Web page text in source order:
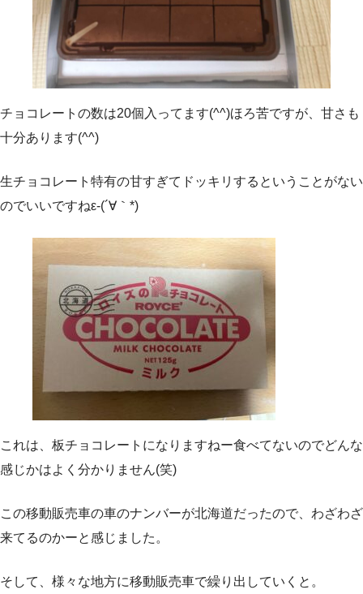
チョコレートの数は20個入ってます(^^)ほろ苦ですが、甘さも
十分あります(^^)
生チョコレート特有の甘すぎてドッキリするということがない
のでいいですねε-(´∀｀*)
これは、板チョコレートになりますねー食べてないのでどんな
感じかはよく分かりません(笑)
この移動販売車の車のナンバーが北海道だったので、わざわざ
来てるのかーと感じました。
そして、様々な地方に移動販売車で繰り出していくと。